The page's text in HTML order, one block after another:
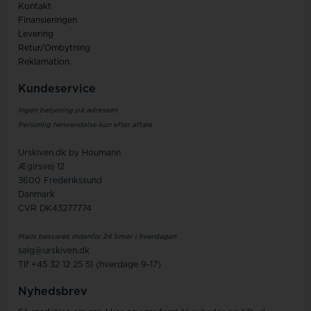
Kontakt
Finansieringen
Levering
Retur/Ombytning
Reklamation
Kundeservice
Ingen betjening på adressen
Personlig henvendelse kun efter aftale
Urskiven.dk by Houmann
Ægirsvej 12
3600 Frederikssund
Danmark
CVR DK43277774
Mails besvares indenfor 24 timer i hverdagen
salg@urskiven.dk
Tlf +45 32 12 25 51 (hverdage 9-17)
Nyhedsbrev